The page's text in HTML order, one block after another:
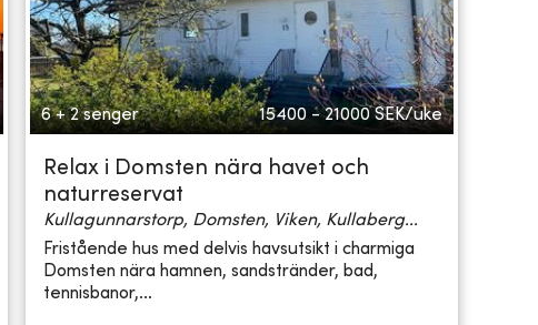
6 + 2 senger 15400 - 21000 SEK/uke
Relax i Domsten nära havet och
naturreservat
Kullagunnarstorp, Domsten, Viken, Kullaberg...
Fristående hus med delvis havsutsikt i charmiga
Domsten nära hamnen, sandstränder, bad,
tennisbanor,...